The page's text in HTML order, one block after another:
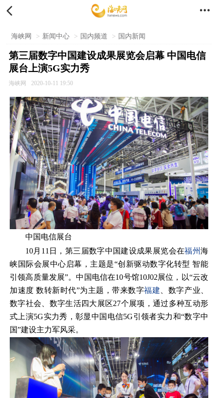
 
海峡网 > 新闻中心 > 国内频道 > 国内新闻
第三届数字中国建设成果展览会启幕 中国电信
展台上演5G实力秀
海峡网 2020-10-11 19:50
中国电信展台
10月11日，第三届数字中国建设成果展览会在福州海
峡国际会展中心启幕，主题是“创新驱动数字化转型 智能
引领高质量发展”。中国电信在10号馆10J02展位，以“云改
加速度 数转新时代”为主题，带来数字福建 、数字产业、
数字社会、数字生活四大展区27个展项，通过多种互动形
式上演5G实力秀，彰显中国电信5G引领者实力和“数字中
国”建设主力军风采。